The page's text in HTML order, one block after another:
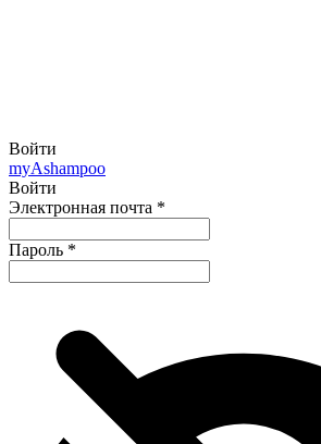
Войти
myAshampoo
Войти
Электронная почта *
Пароль *